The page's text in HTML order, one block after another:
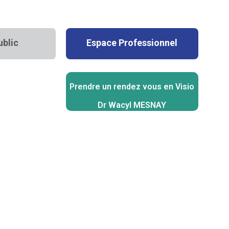
Espace Professionnel
Prendre un rendez vous en Visio
Dr Wacyl MESNAY